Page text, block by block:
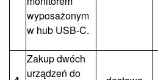
wyposażonym
w hub USB-C.
Zakup dwóch
urządzeń do